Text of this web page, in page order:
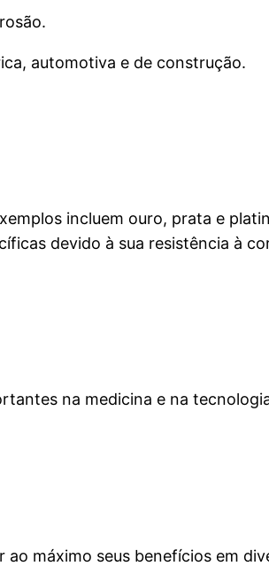
automotiva e de construção.
incluem ouro, prata e
devido à sua resistência à
na medicina e na
máximo seus benefícios em